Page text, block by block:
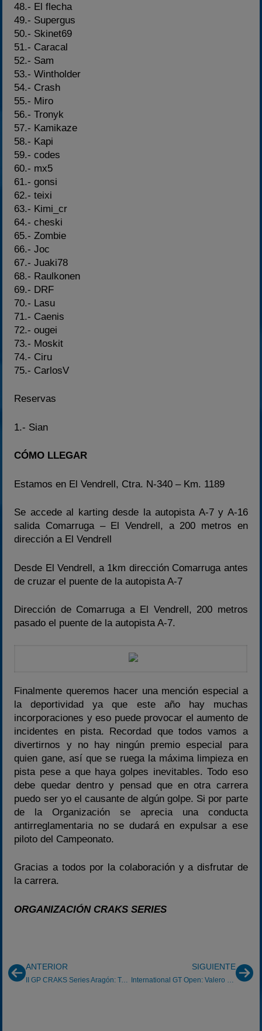
48.- El flecha
49.- Supergus
50.- Skinet69
51.- Caracal
52.- Sam
53.- Wintholder
54.- Crash
55.- Miro
56.- Tronyk
57.- Kamikaze
58.- Kapi
59.- codes
60.- mx5
61.- gonsi
62.- teixi
63.- Kimi_cr
64.- cheski
65.- Zombie
66.- Joc
67.- Juaki78
68.- Raulkonen
69.- DRF
70.- Lasu
71.- Caenis
72.- ougei
73.- Moskit
74.- Ciru
75.- CarlosV
Reservas
1.- Sian
CÓMO LLEGAR
Estamos en El Vendrell, Ctra. N-340 – Km. 1189
Se accede al karting desde la autopista A-7 y A-16
salida Comarruga – El Vendrell, a 200 metros en
dirección a El Vendrell
Desde El Vendrell, a 1km dirección Comarruga antes
de cruzar el puente de la autopista A-7
Dirección de Comarruga a El Vendrell, 200 metros
pasado el puente de la autopista A-7.
Finalmente queremos hacer una mención especial a
la deportividad ya que este año hay muchas
incorporaciones y eso puede provocar el aumento de
incidentes en pista. Recordad que todos vamos a
divertirnos y no hay ningún premio especial para
quien gane, así que se ruega la máxima limpieza en
pista pese a que haya golpes inevitables. Todo eso
debe quedar dentro y pensad que en otra carrera
puedo ser yo el causante de algún golpe. Si por parte
de la Organización se aprecia una conducta
antirreglamentaria no se dudará en expulsar a ese
piloto del Campeonato.
Gracias a todos por la colaboración y a disfrutar de
la carrera.
ORGANIZACIÓN CRAKS SERIES
ANTERIOR
II GP CRAKS Series Aragón: Torremocha 20/5/2007
SIGUIENTE
International GT Open: Valero vuela en Cheste